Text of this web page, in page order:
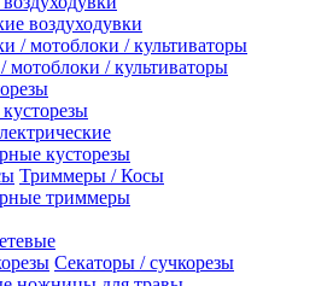
воздуходувки
мотоблоки / культиваторы
кусторезы
Триммеры / Косы
триммеры
Секаторы / сучкорезы